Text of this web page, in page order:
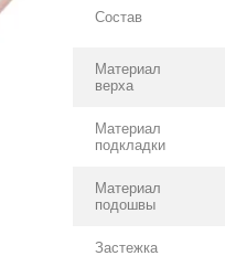
Состав
Материал
верха
Материал
подкладки
Материал
подошвы
Застежка